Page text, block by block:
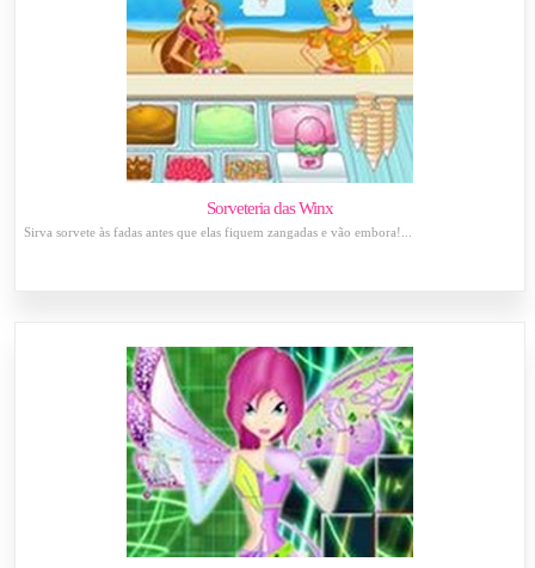
Sorveteria das Winx
Sirva sorvete às fadas antes que elas fiquem zangadas e vão embora!...